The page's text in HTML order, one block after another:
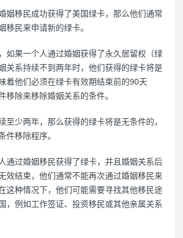
姻移民成功获得了美国绿卡，那么他们通常
移民来申请新的绿卡。
如果一个人通过婚姻获得了永久居留权（绿
关系持续不到两年时，他们获得的绿卡将是
着他们必须在绿卡有效期结束前的90天
移除来移除婚姻关系的条件。
至少两年，那么获得的绿卡将是无条件的，
件移除程序。
通过婚姻移民获得了绿卡，并且婚姻关系后
效结束，他们通常不能再次通过婚姻移民来
这种情况下，他们可能需要寻找其他移民途
，例如工作签证、投资移民或其他亲属关系